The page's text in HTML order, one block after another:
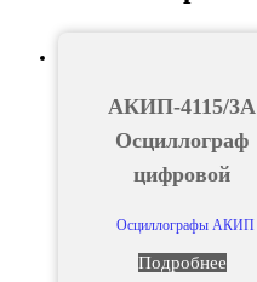
АКИП-4115/3А
Осциллограф
цифровой
Осциллографы АКИП
Подробнее